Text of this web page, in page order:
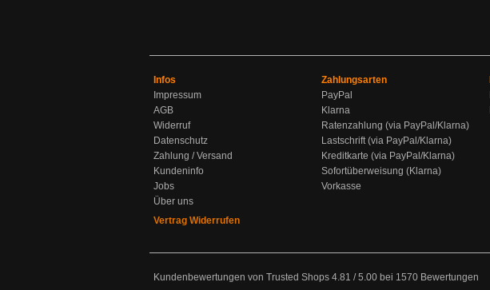
Infos
Impressum
AGB
Widerruf
Datenschutz
Zahlung / Versand
Kundeninfo
Jobs
Über uns
Vertrag Widerrufen
Zahlungsarten
PayPal
Klarna
Ratenzahlung (via PayPal/Klarna)
Lastschrift (via PayPal/Klarna)
Kreditkarte (via PayPal/Klarna)
Sofortüberweisung (Klarna)
Vorkasse
Kundenbewertungen von Trusted Shops 4.81 /5.00 bei 1570 Bewertungen